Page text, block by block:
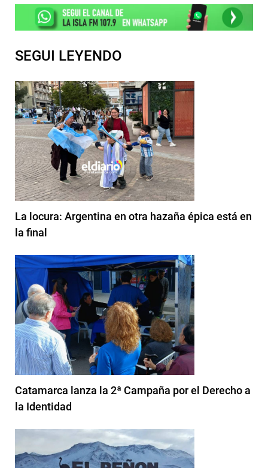
SEGUI LEYENDO
La locura: Argentina en otra hazaña épica está en
la final
Catamarca lanza la 2ª Campaña por el Derecho a
la Identidad